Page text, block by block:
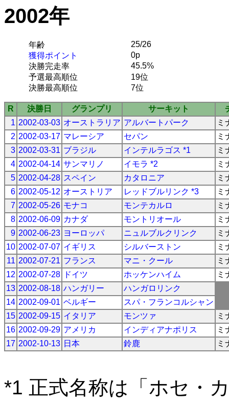
2002年
年齢
25/26
獲得ポイント
0p
決勝完走率
45.5%
予選最高順位
19位
決勝最高順位
7位
R 決勝日 グランプリ サーキット
1 2002-03-03 オーストラリア アルバートパーク
ミ
2 2002-03-17 マレーシア セパン
ミ
3 2002-03-31 ブラジル インテルラゴス *1
ミ
4 2002-04-14 サンマリノ イモラ *2
ミ
5 2002-04-28 スペイン カタロニア
ミ
6 2002-05-12 オーストリア レッドブルリンク *3
ミ
7 2002-05-26 モナコ モンテカルロ
ミ
8 2002-06-09 カナダ モントリオール
ミ
9 2002-06-23 ヨーロッパ ニュルブルクリンク
ミ
10 2002-07-07 イギリス シルバーストン
ミ
11 2002-07-21 フランス マニ・クール
ミ
12 2002-07-28 ドイツ ホッケンハイム
ミ
13 2002-08-18 ハンガリー
ハンガロリンク
14 2002-09-01 ベルギー
スパ・フランコルシャン
15 2002-09-15 イタリア モンツァ
ミ
16 2002-09-29 アメリカ インディアナポリス
ミ
17 2002-10-13 日本 鈴鹿 ミ
*1 正式名称は「ホセ・